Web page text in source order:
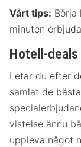
Vårt tips:
minuten
Hotell-
Letar du efter
samlat de
vistelse ännu
uppleva något